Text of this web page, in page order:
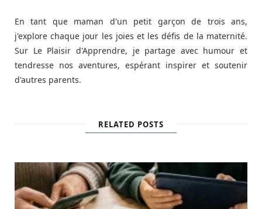
En tant que maman d'un petit garçon de trois ans,
j'explore chaque jour les joies et les défis de la maternité.
Sur Le Plaisir d'Apprendre, je partage avec humour et
tendresse nos aventures, espérant inspirer et soutenir
d'autres parents.
RELATED POSTS